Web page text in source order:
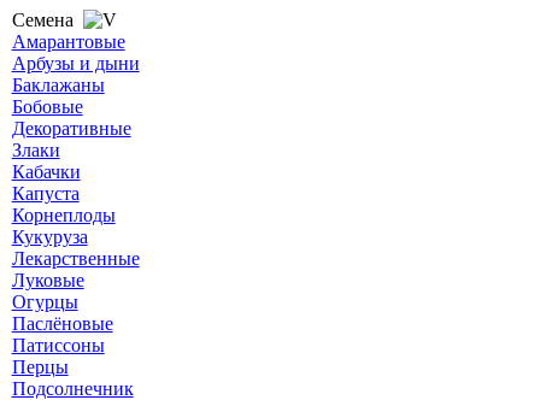
Семена
Амарантовые
Арбузы и дыни
Баклажаны
Бобовые
Декоративные
Злаки
Кабачки
Капуста
Корнеплоды
Кукуруза
Лекарственные
Луковые
Огурцы
Паслёновые
Патиссоны
Перцы
Подсолнечник